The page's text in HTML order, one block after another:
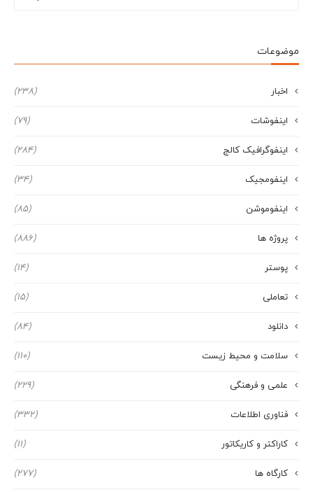
موضوعات
اخبار (238)
اینفوشات (79)
اینفوگرافیک کالج (284)
اینفومجیک (34)
اینفوموشن (85)
پروژه ها (886)
پوستر (14)
تعاملی (15)
دانلود (84)
سلامت و محیط زیست (110)
علمی و فرهنگی (229)
فناوری اطلاعات (332)
کاراکتر و کاریکاتور (11)
کارگاه ها (277)